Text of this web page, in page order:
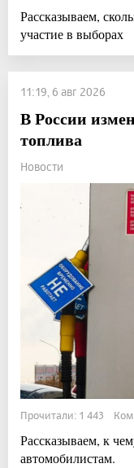
Рассказываем,
участие в выборах
11:19, 6 авг 2026
В России
топлива
Новости
Прочитали: 1 443
Рассказываем, к
автомобилистам.